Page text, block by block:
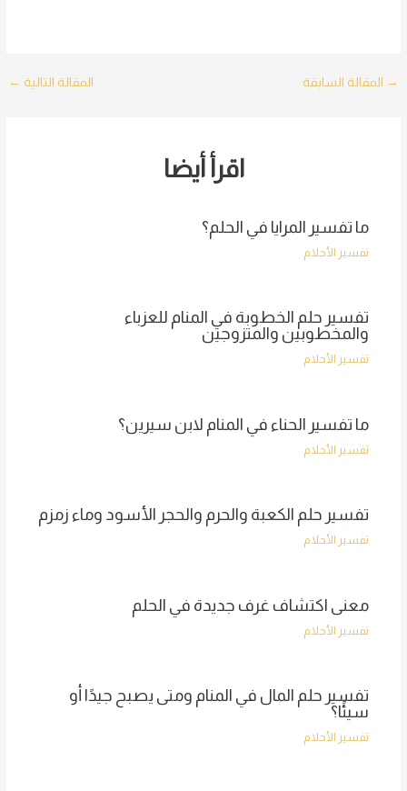
Post
→ المقالة السابقة المقالة التالية ←
اقرأ أيضا
ما تفسير المرايا في الحلم؟
تفسير الأحلام
تفسير حلم الخطوبة في المنام للعزباء
والمخطوبين والمتزوجين
تفسير الأحلام
ما تفسير الحناء في المنام لابن سيرين؟
تفسير الأحلام
تفسير حلم الكعبة والحرم والحجر الأسود وماء زمزم
تفسير الأحلام
معنى اكتشاف غرف جديدة في الحلم
تفسير الأحلام
تفسير حلم المال في المنام ومتى يصبح جيدًا أو
سيئًا؟
تفسير الأحلام